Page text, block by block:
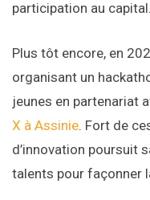
participation au capital.
Plus tôt encore, en
organisant un
jeunes en partenariat
X à Assinie. Fort de
d’innovation poursuit
talents pour façonner